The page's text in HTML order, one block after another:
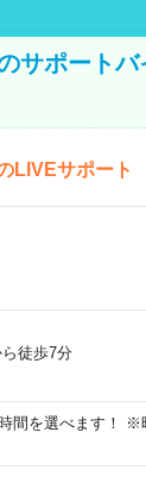
サポートバ
LIVEサポート
徒歩7分
間を選べます！ ※